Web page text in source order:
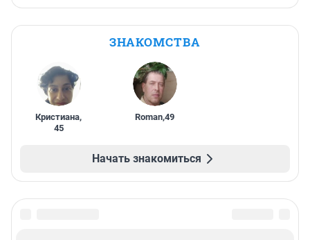
ЗНАКОМСТВА
Кристиана,
45
Roman,49
Начать знакомиться